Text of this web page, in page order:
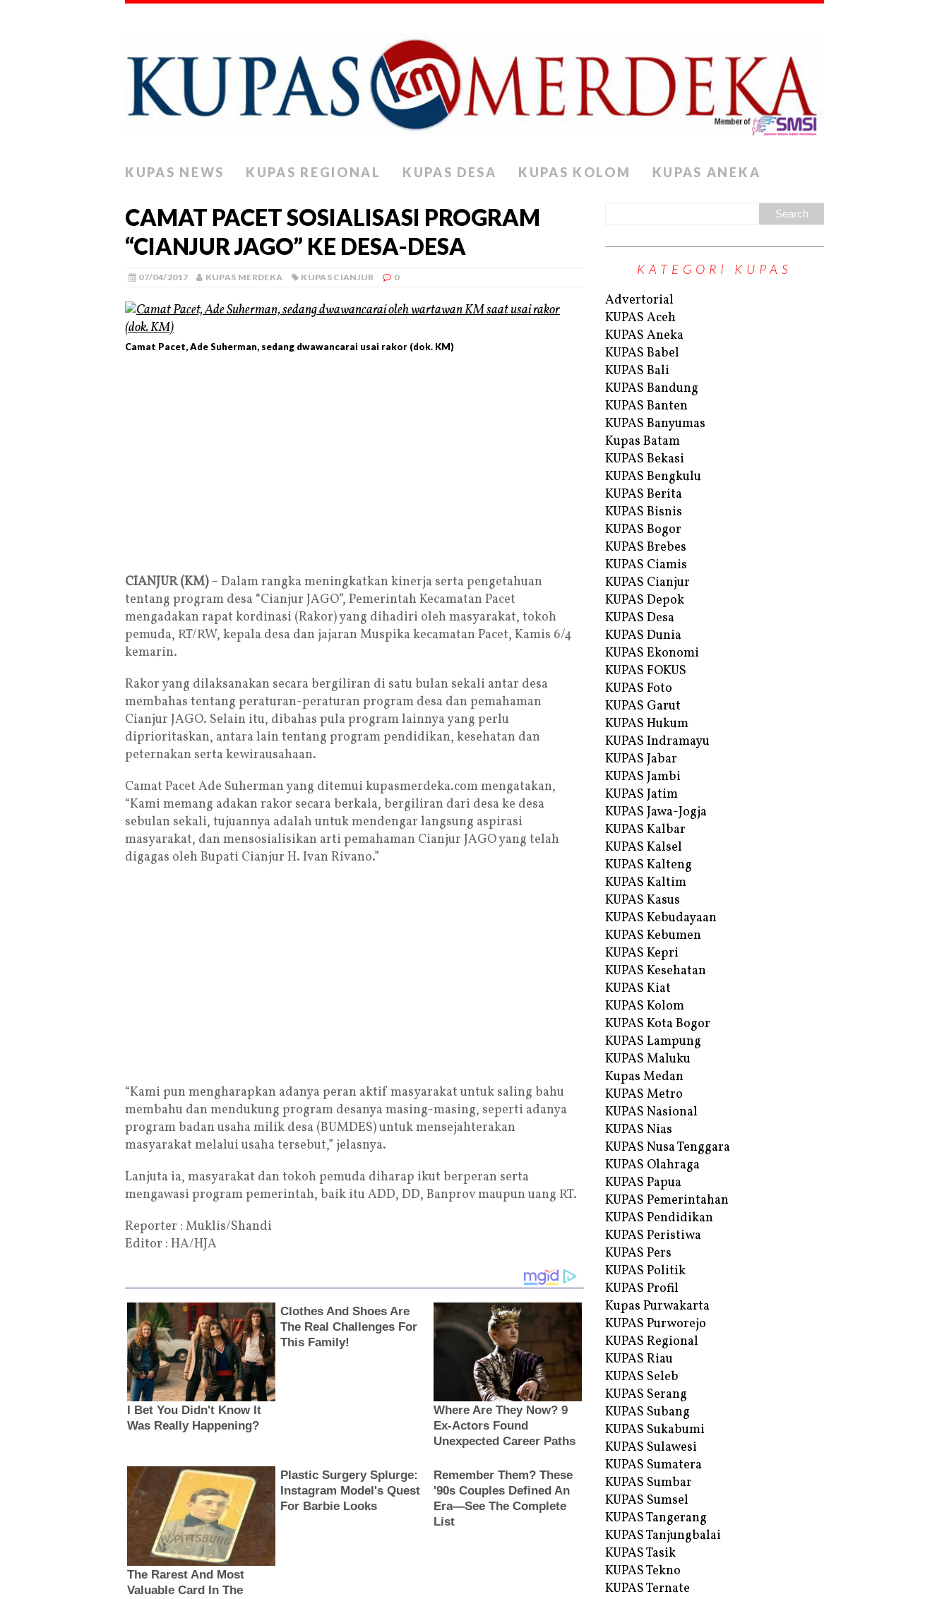
KUPAS NEWS KUPAS REGIONAL KUPAS DESA KUPAS KOLOM KUPAS ANEKA
CAMAT PACET SOSIALISASI PROGRAM
“CIANJUR JAGO” KE DESA-DESA
07/04/2017 KUPAS MERDEKA KUPAS CIANJUR 0
Camat Pacet, Ade Suherman, sedang dwawancarai usai rakor (dok. KM)
CIANJUR (KM)– Dalam rangka meningkatkan kinerja serta pengetahuan
tentang program desa “Cianjur JAGO”, Pemerintah Kecamatan Pacet
mengadakan rapat kordinasi (Rakor) yang dihadiri oleh masyarakat, tokoh
pemuda, RT/RW, kepala desa dan jajaran Muspika kecamatan Pacet, Kamis 6/4
kemarin.
Rakor yang dilaksanakan secara bergiliran di satu bulan sekali antar desa
membahas tentang peraturan-peraturan program desa dan pemahaman
Cianjur JAGO. Selain itu, dibahas pula program lainnya yang perlu
diprioritaskan, antara lain tentang program pendidikan, kesehatan dan
peternakan serta kewirausahaan.
Camat Pacet Ade Suherman yang ditemui kupasmerdeka.com mengatakan,
“Kami memang adakan rakor secara berkala, bergiliran dari desa ke desa
sebulan sekali, tujuannya adalah untuk mendengar langsung aspirasi
masyarakat, dan mensosialisikan arti pemahaman Cianjur JAGO yang telah
digagas oleh Bupati Cianjur H. Ivan Rivano.”
“Kami pun mengharapkan adanya peran aktif masyarakat untuk saling bahu
membahu dan mendukung program desanya masing-masing, seperti adanya
program badan usaha milik desa (BUMDES) untuk mensejahterakan
masyarakat melalui usaha tersebut,” jelasnya.
Lanjuta ia, masyarakat dan tokoh pemuda diharap ikut berperan serta
mengawasi program pemerintah, baik itu ADD, DD, Banprov maupun uang RT.
Reporter : Muklis/Shandi
Editor : HA/HJA
KATEGORI KUPAS
Advertorial
KUPAS Aceh
KUPAS Aneka
KUPAS Babel
KUPAS Bali
KUPAS Bandung
KUPAS Banten
KUPAS Banyumas
Kupas Batam
KUPAS Bekasi
KUPAS Bengkulu
KUPAS Berita
KUPAS Bisnis
KUPAS Bogor
KUPAS Brebes
KUPAS Ciamis
KUPAS Cianjur
KUPAS Depok
KUPAS Desa
KUPAS Dunia
KUPAS Ekonomi
KUPAS FOKUS
KUPAS Foto
KUPAS Garut
KUPAS Hukum
KUPAS Indramayu
KUPAS Jabar
KUPAS Jambi
KUPAS Jatim
KUPAS Jawa-Jogja
KUPAS Kalbar
KUPAS Kalsel
KUPAS Kalteng
KUPAS Kaltim
KUPAS Kasus
KUPAS Kebudayaan
KUPAS Kebumen
KUPAS Kepri
KUPAS Kesehatan
KUPAS Kiat
KUPAS Kolom
KUPAS Kota Bogor
KUPAS Lampung
KUPAS Maluku
Kupas Medan
KUPAS Metro
KUPAS Nasional
KUPAS Nias
KUPAS Nusa Tenggara
KUPAS Olahraga
KUPAS Papua
KUPAS Pemerintahan
KUPAS Pendidikan
KUPAS Peristiwa
KUPAS Pers
KUPAS Politik
KUPAS Profil
Kupas Purwakarta
KUPAS Purworejo
KUPAS Regional
KUPAS Riau
KUPAS Seleb
KUPAS Serang
KUPAS Subang
KUPAS Sukabumi
KUPAS Sulawesi
KUPAS Sumatera
KUPAS Sumbar
KUPAS Sumsel
KUPAS Tangerang
KUPAS Tanjungbalai
KUPAS Tasik
KUPAS Tekno
KUPAS Ternate